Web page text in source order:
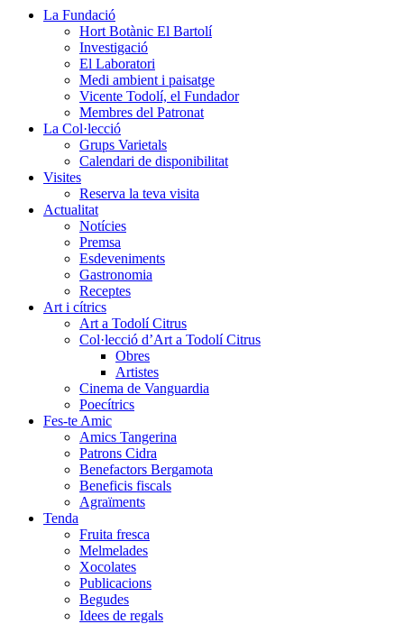
La Fundació
Hort Botànic El Bartolí
Investigació
El Laboratori
Medi ambient i paisatge
Vicente Todolí, el Fundador
Membres del Patronat
La Col·lecció
Grups Varietals
Calendari de disponibilitat
Visites
Reserva la teva visita
Actualitat
Notícies
Premsa
Esdeveniments
Gastronomia
Receptes
Art i cítrics
Art a Todolí Citrus
Col·lecció d’Art a Todolí Citrus
Obres
Artistes
Cinema de Vanguardia
Poecítrics
Fes-te Amic
Amics Tangerina
Patrons Cidra
Benefactors Bergamota
Beneficis fiscals
Agraïments
Tenda
Fruita fresca
Melmelades
Xocolates
Publicacions
Begudes
Idees de regals